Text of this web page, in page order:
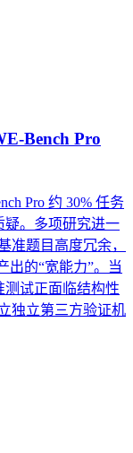
Bench Pro
Pro 约 30% 任务
疑。多项研究进一
准题目高度冗余，
出的“宽能力”。当
试正面临结构性
独立第三方验证机